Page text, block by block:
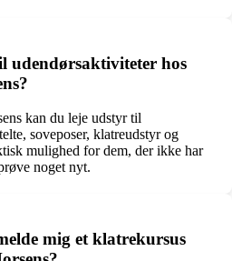
udendørsaktiviteter hos
kan du leje udstyr til
soveposer, klatreudstyr og
mulighed for dem, der ikke har
noget nyt.
mig et klatrekursus